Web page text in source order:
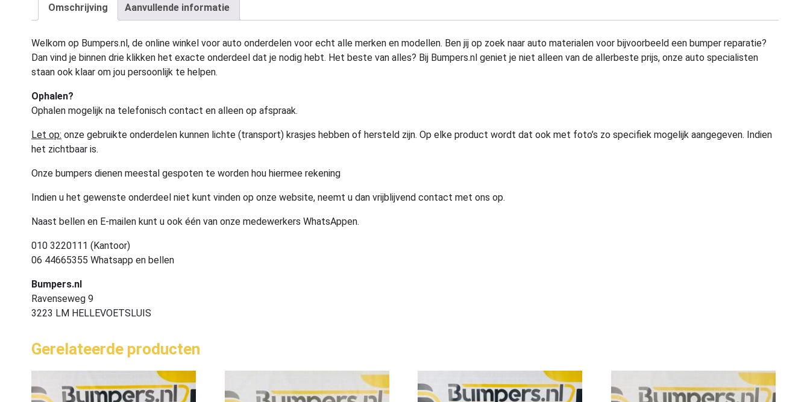
Omschrijving Aanvullende informatie
Welkom op Bumpers.nl, de online winkel voor auto onderdelen voor echt alle merken en modellen. Ben jij op zoek naar auto materialen voor bijvoorbeeld een bumper reparatie?
Dan vind je binnen drie klikken het exacte onderdeel dat je nodig hebt. Het beste van alles? Bij Bumpers.nl geniet je niet alleen van de allerbeste prijs, onze auto specialisten
staan ook klaar om jou persoonlijk te helpen.
Ophalen?
Ophalen mogelijk na telefonisch contact en alleen op afspraak.
Let op: onze gebruikte onderdelen kunnen lichte (transport) krasjes hebben of hersteld zijn. Op elke product wordt dat ook met foto’s zo specifiek mogelijk aangegeven. Indien
het zichtbaar is.
Onze bumpers dienen meestal gespoten te worden hou hiermee rekening
Indien u het gewenste onderdeel niet kunt vinden op onze website, neemt u dan vrijblijvend contact met ons op.
Naast bellen en E-mailen kunt u ook één van onze medewerkers WhatsAppen.
010 3220111 (Kantoor)
06 44665355 Whatsapp en bellen
Bumpers.nl
Ravenseweg 9
3223 LM HELLEVOETSLUIS
Gerelateerde producten